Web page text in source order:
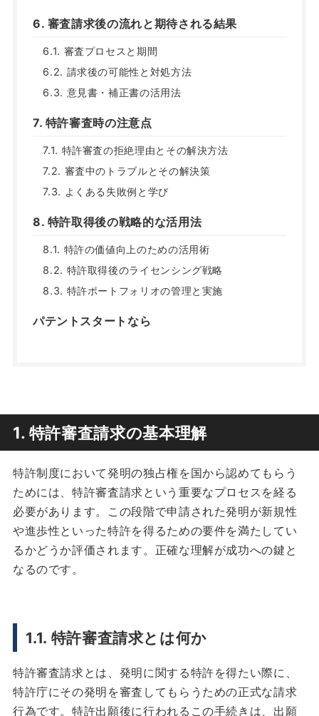
6. 審査請求後の流れと期待される結果
6.1. 審査プロセスと期間
6.2. 請求後の可能性と対処方法
6.3. 意見書・補正書の活用法
7. 特許審査時の注意点
7.1. 特許審査の拒絶理由とその解決方法
7.2. 審査中のトラブルとその解決策
7.3. よくある失敗例と学び
8. 特許取得後の戦略的な活用法
8.1. 特許の価値向上のための活用術
8.2. 特許取得後のライセンシング戦略
8.3. 特許ポートフォリオの管理と実施
パテントスタートなら
1. 特許審査請求の基本理解
特許制度において発明の独占権を国から認めてもらう
ためには、特許審査請求という重要なプロセスを経る
必要があります。この段階で申請された発明が新規性
や進歩性といった特許を得るための要件を満たしてい
るかどうか評価されます。正確な理解が成功への鍵と
なるのです。
1.1. 特許審査請求とは何か
特許審査請求とは、発明に関する特許を得たい際に、
特許庁にその発明を審査してもらうための正式な請求
行為です。特許出願後に行われるこの手続きは、出願